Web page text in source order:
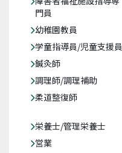
門員
幼稚園教員
学童指導員/児童支援員
鍼灸師
調理師/調理補助
柔道整復師
栄養士/管理栄養士
営業